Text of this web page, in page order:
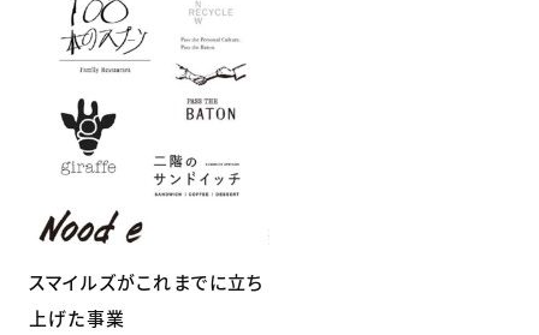
スマイルズがこれまでに立ち
上げた事業